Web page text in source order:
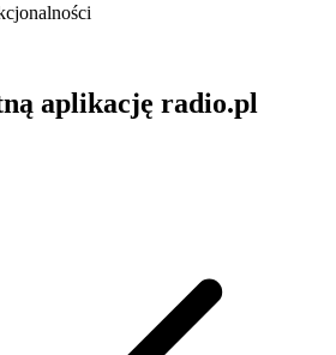
aplikację radio.pl